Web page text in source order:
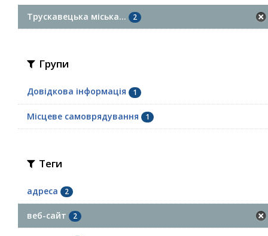
Трускавецька міська... 2
Групи
Довідкова інформація 1
Місцеве самоврядування 1
Теги
адреса 2
веб-сайт 2